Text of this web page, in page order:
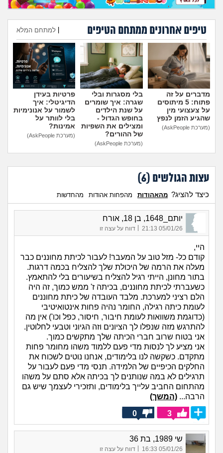
מה שעובר עליי
שומרים על הגוף
פיננסי וכלכלה
בין הסדינים
חיות מחמד
יוקר המחיה
טיפים אחרונים ממתחם הטיפים למתחם המלא
הוספת טיפ
מדברים על זה
פתוח: 5 מיתוסים
על צעצועי מין
שהגיע הזמן לנפץ
(מערכת AskPeople)
בלי מסגרות ובלי
שגרה: איך שומרים
על שנת הילדים
בחופש הגדול -
ומצילים את השפיות
של ההורים?
(מערכת AskPeople)
פרטיות בעידן
הדיגיטלי: איך
לשמור על אנונימיות
בלי לוותר על
אמינות?
(מערכת AskPeople)
עצות הגולשים (6
)
כיצד להציג? מהאהודות מהפחות אהודות מהחדשות
יותם_1648, בן 18, אורח
05/01/26 21:13 דווח על עצה זו
היי,
קודם כל- מזל טוב על המעבר! לעבור לכיתת מחוננים כבר
מעלה את הרמה של היכולת שלך להצליח בכמה דרגות.
בתור מחונן, הייתי רגיל להצליח בשיעורים בלי להתאמץ.
כשעברתי לכיתת מחוננים, בכיתה ז' ממש כמוך, זה היה
הלם רציני למערכת. מלבד העובדה של כיתת מחוננים
לעומת כיתה רגילה, החומר נהיה פחות אינטואיטיבי
(כדוגמת משוואות לעומת חיבור, חיסור, כפל וכו') אין מה
להתרגש מזה שנפלו לך הציונים וזה הגיוני וטבעי לחלוטין.
אני בטוח שרוב חברי הכיתה שלך מתקשים כמוך.
אני מציע לך לנסות מדי פעם ללמוד משהו מחומר פחות
מתקדם. כשקשה לנו בלימודים, אנחנו נוטים לשכוח את
החלקים הכיפיים של הלמידה. תנסי מדי פעם לעבור על
תרגילים לא במה שנותנים לך בכיתה אלא סתם על משהו
מהתחום החביב עלייך בלימודים, ותזכירי לעצמך שיש גם
הרבה... (המשך)
3
0
שי 1989, בת 36
05/01/26 16:33
| דווח על עצה זו